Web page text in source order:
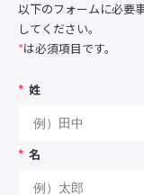
以下のフォームに必要
してください。
*は必須項目です。
姓
*
名
*